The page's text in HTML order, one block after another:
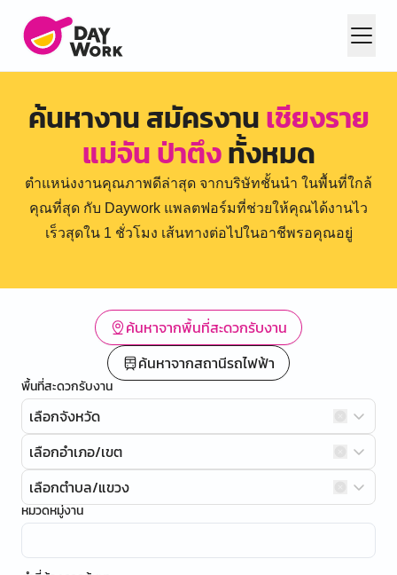
ค้นหางาน สมัครงานเชียงราย
แม่จัน ป่าตึงทั้งหมด
ตำแหน่งงานคุณภาพดีล่าสุด จากบริษัทชั้นนำ ในพื้นที่ใกล้
คุณที่สุด กับ Daywork แพลตฟอร์มที่ช่วยให้คุณได้งานไว
เร็วสุดใน 1 ชั่วโมง เส้นทางต่อไปในอาชีพรอคุณอยู่
ค้นหาจากพื้นที่สะดวกรับงาน
ค้นหาจากสถานีรถไฟฟ้า
พื้นที่สะดวกรับงาน
เลือกจังหวัด
เลือกอำเภอ/เขต
เลือกตำบล/แขวง
หมวดหมู่งาน